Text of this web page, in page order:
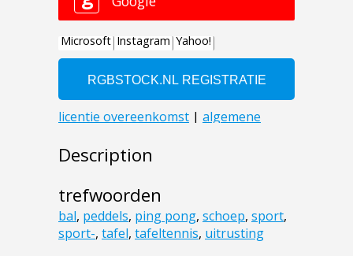
Description
trefwoorden
bal, peddels, ping pong, schoep, sport,
sport-, tafel, tafeltennis, uitrusting